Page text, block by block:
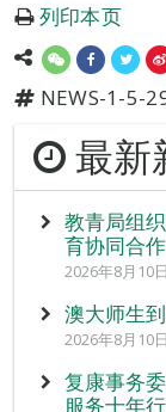
列印本页
NEWS-1-5-
最新
教青局组
育协同合作
2026年8月10
澳大师生
2026年8月10
复康事务
服务十年